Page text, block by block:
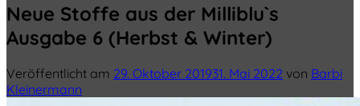
Neue Stoffe aus der Milliblu`s
Ausgabe 6 (Herbst & Winter)
Veröffentlicht am 29. Oktober 201931. Mai 2022 von Barbi
Kleinermann